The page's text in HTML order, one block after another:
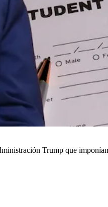
Trump que